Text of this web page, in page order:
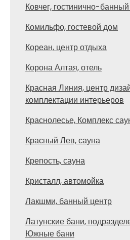
Ковчег, гостинично-
Комильфо, гостевой дом
Кореан, центр отдыха
Корона Алтая, отель
Красная Линия, центр
комплектации интерьеров
Краснолесье, Комплекс
Красный Лев, сауна
Крепость, сауна
Кристалл, автомойка
Лакшми, банный центр
Латунские бани,
Южные бани